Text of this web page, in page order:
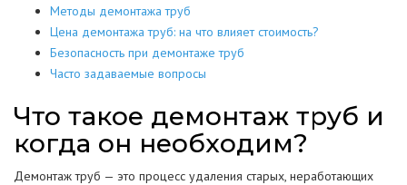
Методы демонтажа труб
Цена демонтажа труб: на что влияет стоимость?
Безопасность при демонтаже труб
Часто задаваемые вопросы
Что такое демонтаж труб и
когда он необходим?
Демонтаж труб — это процесс удаления старых, неработающих